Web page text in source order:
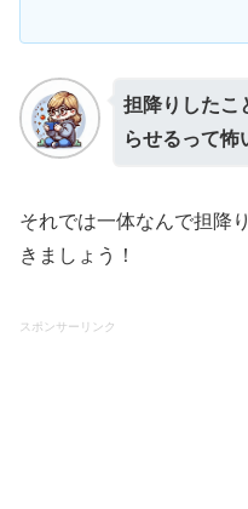
担降りしたこ
らせるって怖
それでは一体なんで担降
きましょう！
スポンサーリンク